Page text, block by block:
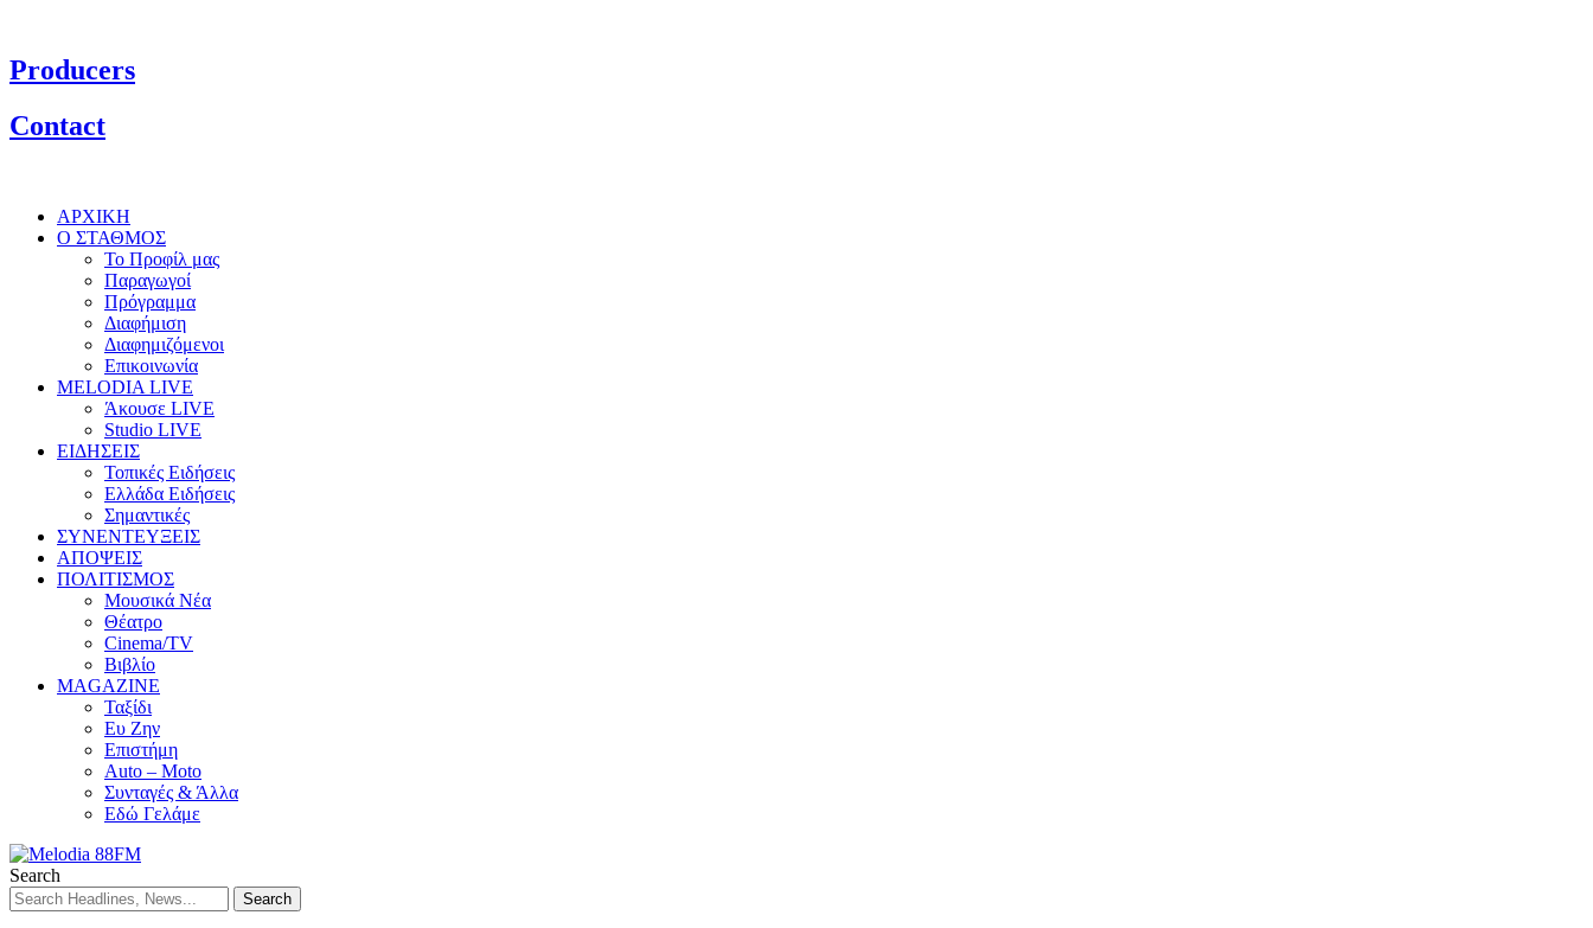
Producers
Contact
ΑΡΧΙΚΗ
Ο ΣΤΑΘΜΟΣ
Το Προφίλ μας
Παραγωγοί
Πρόγραμμα
Διαφήμιση
Διαφημιζόμενοι
Επικοινωνία
MELODIA LIVE
Άκουσε LIVE
Studio LIVE
ΕΙΔΗΣΕΙΣ
Τοπικές Ειδήσεις
Ελλάδα Ειδήσεις
Σημαντικές
ΣΥΝΕΝΤΕΥΞΕΙΣ
ΑΠΟΨΕΙΣ
ΠΟΛΙΤΙΣΜΟΣ
Μουσικά Νέα
Θέατρο
Cinema/TV
Βιβλίο
MAGAZINE
Ταξίδι
Ευ Ζην
Επιστήμη
Auto – Moto
Συνταγές & Άλλα
Εδώ Γελάμε
Search